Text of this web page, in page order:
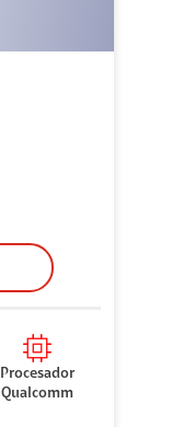
Procesador
Qualcomm